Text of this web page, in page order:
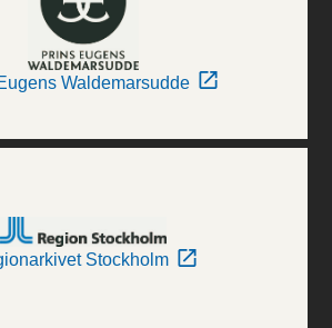
Waldemarsudde
Stockholm